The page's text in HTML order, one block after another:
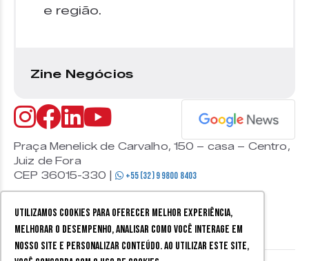
Utilizamos cookies para oferecer melhor experiência,
melhorar o desempenho, analisar como você interage em
nosso site e personalizar conteúdo. Ao utilizar este site,
e região.
Zine Negócios
Praça Menelick de Carvalho, 150 – casa – Centro,
Juiz de Fora
CEP 36015-330 |
+55 (32) 9 9800 8403